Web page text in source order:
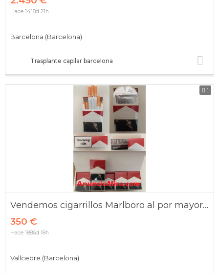
Trasplante capilar barcelona
Barcelona (Barcelona)
Hace 1418d 21h
1
Vendemos cigarrillos Marlboro al por mayor. Precio - 420 $
350 €
Vallcebre (Barcelona)
Hace 1886d 18h